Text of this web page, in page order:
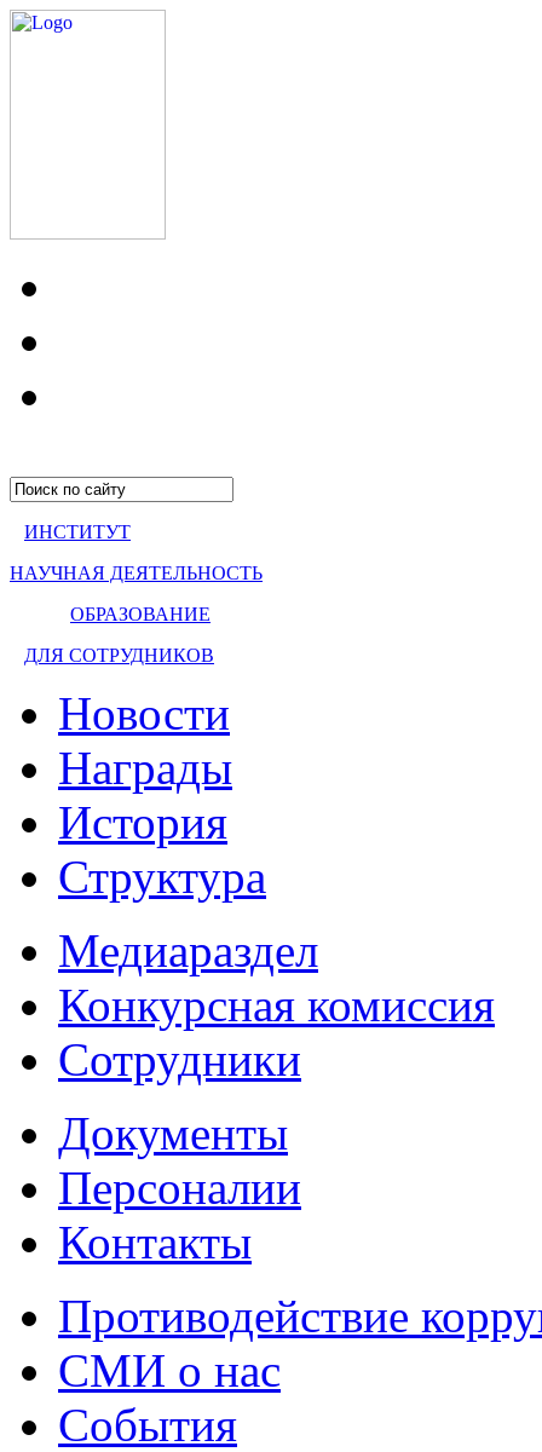
ИНСТИТУТ
НАУЧНАЯ ДЕЯТЕЛЬНОСТЬ
ОБРАЗОВАНИЕ
ДЛЯ СОТРУДНИКОВ
Новости
Награды
История
Структура
Медиараздел
Конкурсная комиссия
Сотрудники
Документы
Персоналии
Контакты
Противодействие
СМИ о нас
События